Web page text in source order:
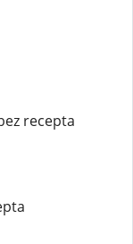
recepta